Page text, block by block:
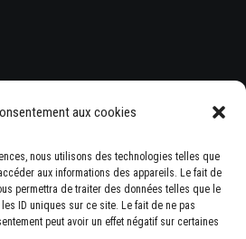
aux cookies
nous utilisons des technologies telles que
aux informations des appareils. Le fait de
permettra de traiter des données telles que le
ID uniques sur ce site. Le fait de ne pas
peut avoir un effet négatif sur certaines
GÉNÉRALES